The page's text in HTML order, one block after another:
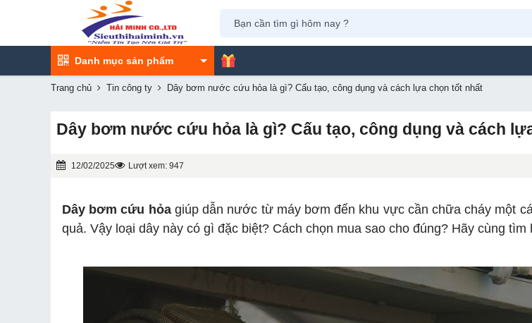
Danh mục sản phẩm
Trang chủ Tin công ty Dây bơm nước cứu hỏa là gì? Cấu tạo, công dụng và cách lựa chọn tốt nhất
Dây bơm nước cứu hỏa là gì? Cấu tạo, công dụng và cách
12/02/2025 Lượt xem: 947
Dây bơm cứu hỏagiúp dẫn nước từ máy bơm đến khu vực cần chữa cháy một
quả. Vậy loại dây này có gì đặc biệt? Cách chọn mua sao cho đúng? Hãy cùng tìm